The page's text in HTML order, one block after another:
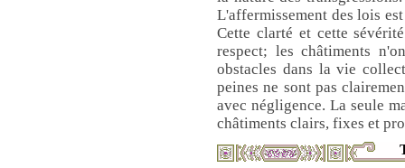
L'affermissement des lois
Cette clarté et cette
respect; les châtiments
obstacles dans la vie
peines ne sont pas
avec négligence. La seule
châtiments clairs, fixes et